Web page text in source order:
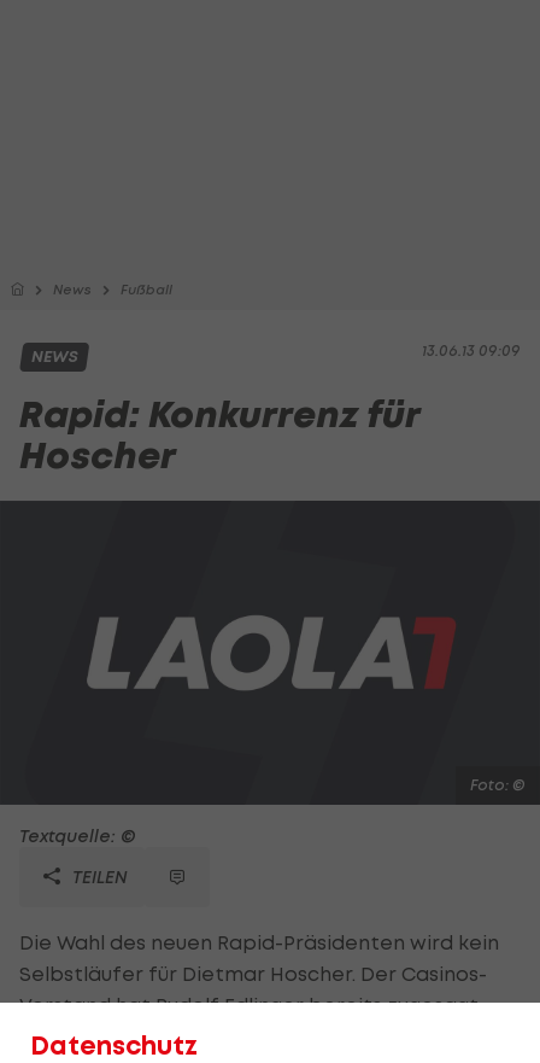
News Fußball
13.06.13 09:09
NEWS
Rapid: Konkurrenz für
Hoscher
Foto: ©
Textquelle: ©
TEILEN
Die Wahl des neuen Rapid-Präsidenten wird kein
Selbstläufer für Dietmar Hoscher. Der Casinos-
Vorstand hat Rudolf Edlinger bereits zugesagt,
dass er bei der Hauptversammlung im November
Datenschutz